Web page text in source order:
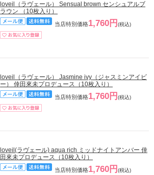
loveil（ラヴェール） Sensual brown センシュアルブ
ラウン （10枚入り）
当店特別価格1,760円 (税込)
loveil（ラヴェール） Jasmine ivy（ジャスミンアイビ
ー） 倖田來未プロデュース（10枚入り）
当店特別価格1,760円 (税込)
loveil(ラヴェール) aqua rich ミッドナイトアンバー 倖
田來未プロデュース（10枚入り）
当店特別価格1,760円 (税込)